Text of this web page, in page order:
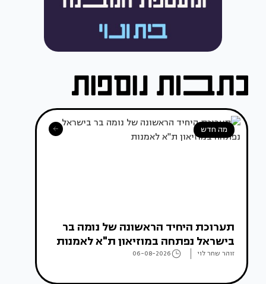
מה חדש
תערוכת היחיד הראשונה של נומה בר
בישראל נפתחה במוזיאון ת"א לאמנות
זוהר שחר לוי 06-08-2026